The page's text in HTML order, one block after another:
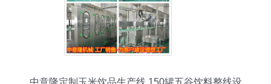
中意隆定制玉米饮品生产线 150罐五谷饮料整线设